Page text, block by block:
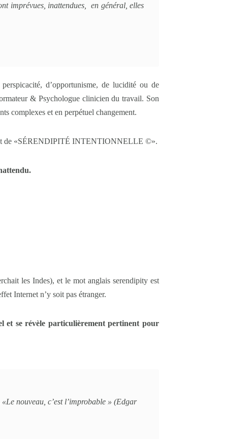
imprévues, inattendues, en général, elles
d’opportunisme, de lucidité ou de
& Psychologue clinicien du travail. Son
complexes et en perpétuel changement.
de «SÉRENDIPITÉ INTENTIONNELLE ©».
les Indes), et le mot anglais serendipity est
Internet n’y soit pas étranger.
et se révèle particulièrement pertinent pour
«Le nouveau, c’est l’improbable » (Edgar